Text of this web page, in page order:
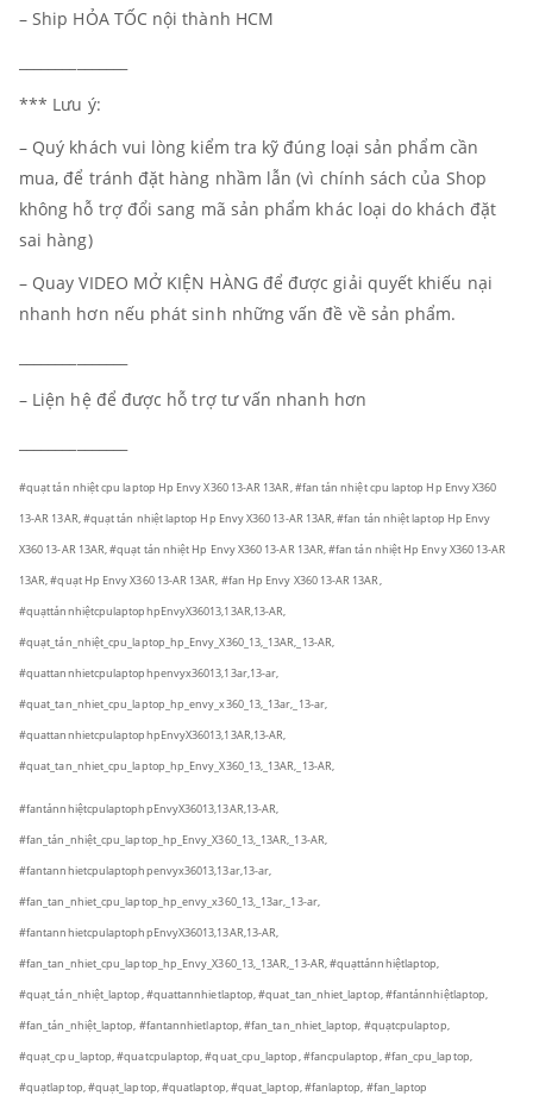
– Ship HỎA TỐC nội thành HCM
*** Lưu ý:
– Quý khách vui lòng kiểm tra kỹ đúng loại sản phẩm cần
mua, để tránh đặt hàng nhầm lẫn (vì chính sách của Shop
không hỗ trợ đổi sang mã sản phẩm khác loại do khách đặt
sai hàng)
– Quay VIDEO MỞ KIỆN HÀNG để được giải quyết khiếu nại
nhanh hơn nếu phát sinh những vấn đề về sản phẩm.
– Liện hệ để được hỗ trợ tư vấn nhanh hơn
#quạt tản nhiệt cpu laptop Hp Envy X360 13-AR 13AR, #fan tản nhiệt cpu laptop Hp Envy X360
13-AR 13AR, #quạt tản nhiệt laptop Hp Envy X360 13-AR 13AR, #fan tản nhiệt laptop Hp Envy
X360 13-AR 13AR, #quạt tản nhiệt Hp Envy X360 13-AR 13AR, #fan tản nhiệt Hp Envy X360 13-AR
13AR, #quạt Hp Envy X360 13-AR 13AR, #fan Hp Envy X360 13-AR 13AR,
#quạttảnnhiệtcpulaptophpEnvyX36013,13AR,13-AR,
#quạt_tản_nhiệt_cpu_laptop_hp_Envy_X360_13,_13AR,_13-AR,
#quattannhietcpulaptophpenvyx36013,13ar,13-ar,
#quat_tan_nhiet_cpu_laptop_hp_envy_x360_13,_13ar,_13-ar,
#quattannhietcpulaptophpEnvyX36013,13AR,13-AR,
#quat_tan_nhiet_cpu_laptop_hp_Envy_X360_13,_13AR,_13-AR,
#fantảnnhiệtcpulaptophpEnvyX36013,13AR,13-AR,
#fan_tản_nhiệt_cpu_laptop_hp_Envy_X360_13,_13AR,_13-AR,
#fantannhietcpulaptophpenvyx36013,13ar,13-ar,
#fan_tan_nhiet_cpu_laptop_hp_envy_x360_13,_13ar,_13-ar,
#fantannhietcpulaptophpEnvyX36013,13AR,13-AR,
#fan_tan_nhiet_cpu_laptop_hp_Envy_X360_13,_13AR,_13-AR, #quạttảnnhiệtlaptop,
#quạt_tản_nhiệt_laptop, #quattannhietlaptop, #quat_tan_nhiet_laptop, #fantảnnhiệtlaptop,
#fan_tản_nhiệt_laptop, #fantannhietlaptop, #fan_tan_nhiet_laptop, #quạtcpulaptop,
#quạt_cpu_laptop, #quatcpulaptop, #quat_cpu_laptop, #fancpulaptop, #fan_cpu_laptop,
#quạtlaptop, #quạt_laptop, #quatlaptop, #quat_laptop, #fanlaptop, #fan_laptop